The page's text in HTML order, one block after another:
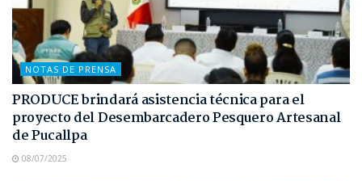
NOTAS DE PRENSA
PRODUCE brindará asistencia técnica para el
proyecto del Desembarcadero Pesquero Artesanal
de Pucallpa
08/07/2025